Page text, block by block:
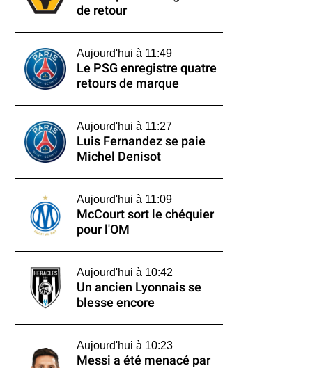
de retour
Aujourd'hui à 11:49
Le PSG enregistre quatre
retours de marque
Aujourd'hui à 11:27
Luis Fernandez se paie
Michel Denisot
Aujourd'hui à 11:09
McCourt sort le chéquier
pour l'OM
Aujourd'hui à 10:42
Un ancien Lyonnais se
blesse encore
Aujourd'hui à 10:23
Messi a été menacé par